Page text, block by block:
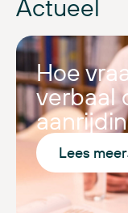
Actueel
Hoe
verbaal
Lees meer